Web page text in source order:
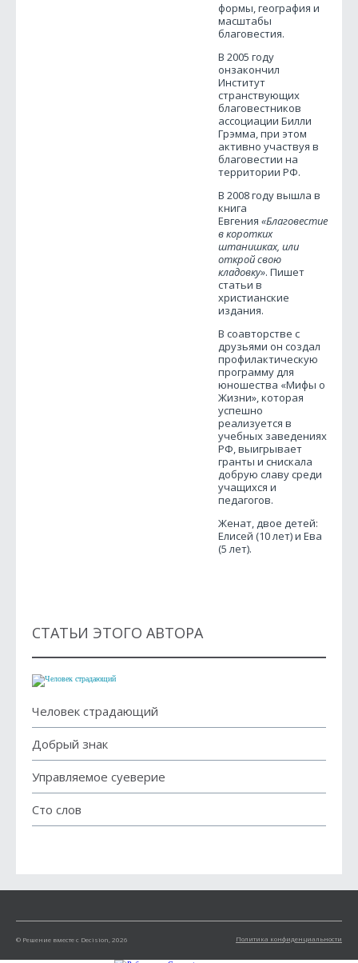
формы, география и
масштабы
благовестия.
В 2005 году
онзакончил
Институт
странствующих
благовестников
ассоциации Билли
Грэмма, при этом
активно участвуя в
благовестии на
территории РФ.
В 2008 году вышла в
книга
Евгения«Благовестие
в коротких
штанишках, или
открой свою
кладовку». Пишет
статьи в
христианские
издания.
В соавторстве с
друзьями он создал
профилактическую
программу для
юношества «Мифы о
Жизни», которая
успешно
реализуется в
учебных заведениях
РФ, выигрывает
гранты и снискала
добрую славу среди
учащихся и
педагогов.
Женат, двое детей:
Елисей (10 лет) и Ева
(5 лет).
СТАТЬИ ЭТОГО АВТОРА
Человек страдающий
Добрый знак
Управляемое суеверие
Сто слов
Политика конфиденциальности
© Решение вместе с Decision, 2026